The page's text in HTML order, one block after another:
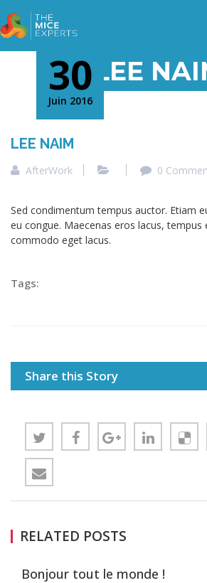
[LEE
30
Juin 2016
LEE NAIM
AfterWork 0
Sed condimentum tempus auctor. Etiam
eu congue. Maecenas eros lacus, tempus
commodo eget lacus.
Tags:
Share this Story
RELATED POSTS
Bonjour tout le monde !